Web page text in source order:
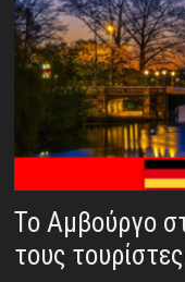
Το Αμβούργο
τους